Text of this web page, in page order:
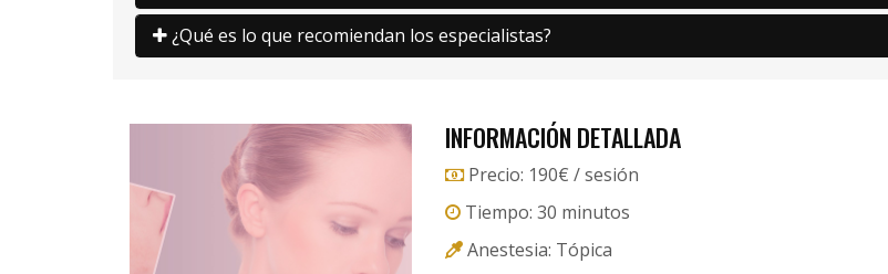
¿Qué es lo que recomiendan los especialistas?
INFORMACIÓN DETALLADA
Precio: 190€ / sesión
Tiempo: 30 minutos
Anestesia: Tópica